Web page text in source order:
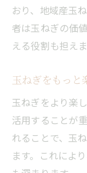
おり、地域産玉
者は玉ねぎの価
える役割も担えま
玉ねぎをもっと
玉ねぎをより楽
活用することが
れることで、玉
ます。これによ